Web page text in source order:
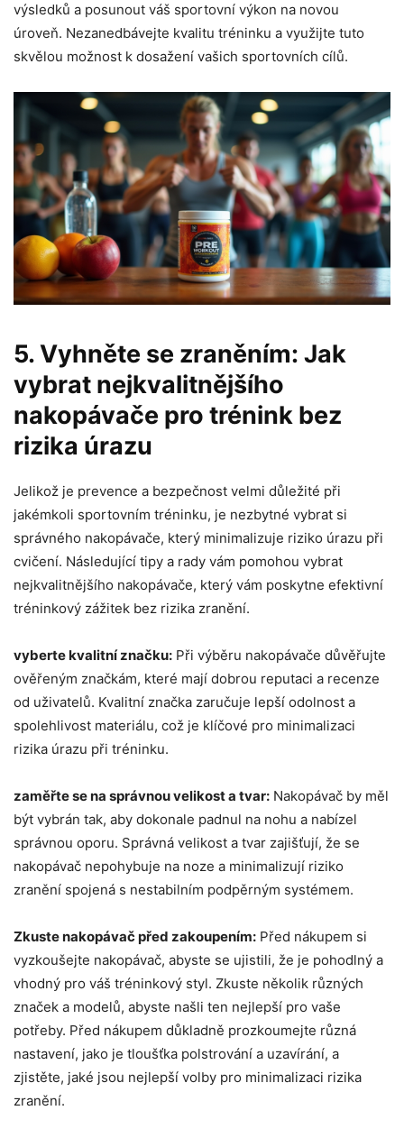
výsledků a posunout váš sportovní výkon na novou
úroveň. Nezanedbávejte kvalitu tréninku a využijte tuto
skvělou možnost k dosažení vašich sportovních cílů.
5. Vyhněte se zraněním: Jak
vybrat nejkvalitnějšího
nakopávače pro trénink bez
rizika úrazu
Jelikož je prevence a bezpečnost velmi důležité při
jakémkoli sportovním tréninku, je nezbytné vybrat si
správného nakopávače, který minimalizuje riziko úrazu při
cvičení. Následující tipy a rady vám pomohou vybrat
nejkvalitnějšího nakopávače, který vám poskytne efektivní
tréninkový zážitek bez rizika zranění.
vyberte kvalitní značku: Při výběru nakopávače důvěřujte
ověřeným značkám, které mají dobrou reputaci a recenze
od uživatelů. Kvalitní značka zaručuje lepší odolnost a
spolehlivost materiálu, což je klíčové pro minimalizaci
rizika úrazu při tréninku.
zaměřte se na správnou velikost a tvar: Nakopávač by měl
být vybrán tak, aby dokonale padnul na nohu a nabízel
správnou oporu. Správná velikost a tvar zajišťují, že se
nakopávač nepohybuje na noze a minimalizují riziko
zranění spojená s nestabilním podpěrným systémem.
Zkuste nakopávač před zakoupením: Před nákupem si
vyzkoušejte nakopávač, abyste se ujistili, že je pohodlný a
vhodný pro váš tréninkový styl. Zkuste několik různých
značek a modelů, abyste našli ten nejlepší pro vaše
potřeby. Před nákupem důkladně prozkoumejte různá
nastavení, jako je tloušťka polstrování a uzavírání, a
zjistěte, jaké jsou nejlepší volby pro minimalizaci rizika
zranění.